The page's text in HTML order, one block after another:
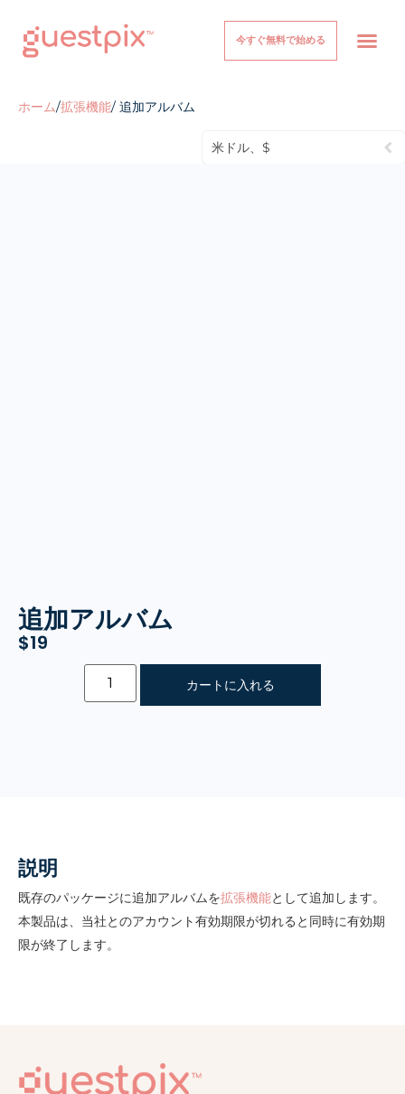
今すぐ無料で始める
ホーム/拡張機能/ 追加アルバム
米ドル、$
追加アルバム
$19
カートに入れる
説明
既存のパッケージに追加アルバムを拡張機能として追加します。
本製品は、当社とのアカウント有効期限が切れると同時に有効期
限が終了します。